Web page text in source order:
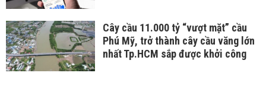
Cây cầu 11.000 tỷ “vượt mặt” cầu
Phú Mỹ, trở thành cây cầu văng lớn
nhất Tp.HCM sắp được khởi công